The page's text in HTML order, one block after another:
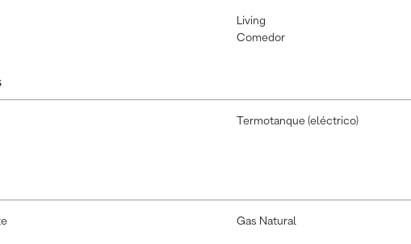
Living
Comedor
Termotanque (eléctrico)
Gas Natural